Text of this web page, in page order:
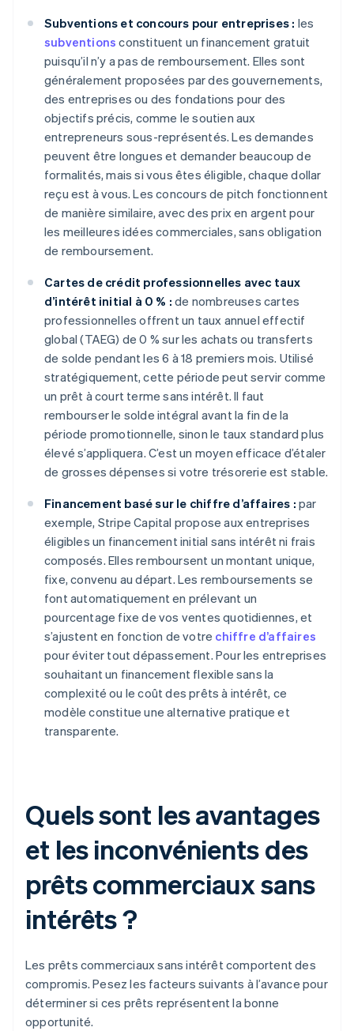
Subventions et concours pour entreprises : les
subventions constituent un financement gratuit
puisqu’il n’y a pas de remboursement. Elles sont
généralement proposées par des gouvernements,
des entreprises ou des fondations pour des
objectifs précis, comme le soutien aux
entrepreneurs sous-représentés. Les demandes
peuvent être longues et demander beaucoup de
formalités, mais si vous êtes éligible, chaque dollar
reçu est à vous. Les concours de pitch fonctionnent
de manière similaire, avec des prix en argent pour
les meilleures idées commerciales, sans obligation
de remboursement.
Cartes de crédit professionnelles avec taux
d’intérêt initial à 0 % : de nombreuses cartes
professionnelles offrent un taux annuel effectif
global (TAEG) de 0 % sur les achats ou transferts
de solde pendant les 6 à 18 premiers mois. Utilisé
stratégiquement, cette période peut servir comme
un prêt à court terme sans intérêt. Il faut
rembourser le solde intégral avant la fin de la
période promotionnelle, sinon le taux standard plus
élevé s’appliquera. C’est un moyen efficace d’étaler
de grosses dépenses si votre trésorerie est stable.
Financement basé sur le chiffre d’affaires : par
exemple, Stripe Capital propose aux entreprises
éligibles un financement initial sans intérêt ni frais
composés. Elles remboursent un montant unique,
fixe, convenu au départ. Les remboursements se
font automatiquement en prélevant un
pourcentage fixe de vos ventes quotidiennes, et
s’ajustent en fonction de votre chiffre d’affaires
pour éviter tout dépassement. Pour les entreprises
souhaitant un financement flexible sans la
complexité ou le coût des prêts à intérêt, ce
modèle constitue une alternative pratique et
transparente.
Quels sont les avantages
et les inconvénients des
prêts commerciaux sans
intérêts ?
Les prêts commerciaux sans intérêt comportent des
compromis. Pesez les facteurs suivants à l’avance pour
déterminer si ces prêts représentent la bonne
opportunité.